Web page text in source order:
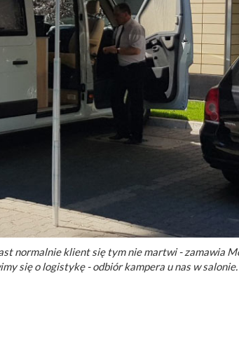
normalnie klient się tym nie martwi - zamawia
się o logistykę - odbiór kampera u nas w salonie.